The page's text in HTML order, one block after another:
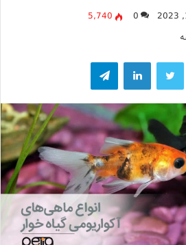
0
5,740
توییتر لینکداینتلگرام